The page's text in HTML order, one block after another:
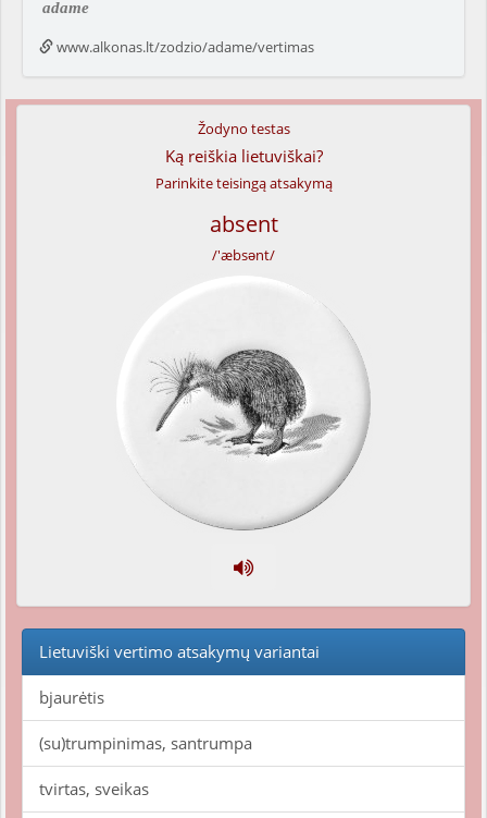
adame
www.alkonas.lt/zodzio/adame/vertimas
Žodyno testas
Ką reiškia lietuviškai?
Parinkite teisingą atsakymą
absent
/'æbsənt/
Lietuviški vertimo atsakymų variantai
bjaurėtis
(su)trumpinimas, santrumpa
tvirtas, sveikas